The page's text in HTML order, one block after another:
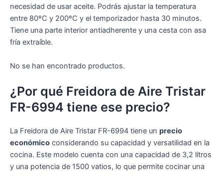
necesidad de usar aceite. Podrás ajustar la temperatura
entre 80ºC y 200ºC y el temporizador hasta 30 minutos.
Tiene una parte interior antiadherente y una cesta con asa
fría extraíble.
No se han encontrado productos.
¿Por qué Freidora de Aire Tristar
FR-6994 tiene ese precio?
La Freidora de Aire Tristar FR-6994 tiene un precio
económico considerando su capacidad y versatilidad en la
cocina. Este modelo cuenta con una capacidad de 3,2 litros
y una potencia de 1500 vatios, lo que permite cocinar una